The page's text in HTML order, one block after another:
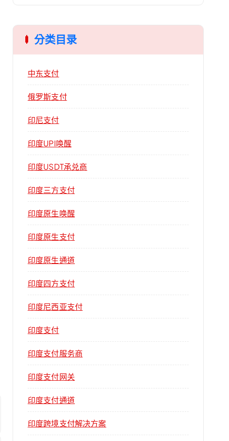
分类目录
中东支付
俄罗斯支付
印尼支付
印度UPI唤醒
印度USDT承兑商
印度三方支付
印度原生唤醒
印度原生支付
印度原生通道
印度四方支付
印度尼西亚支付
印度支付
印度支付服务商
印度支付网关
印度支付通道
印度跨境支付解决方案